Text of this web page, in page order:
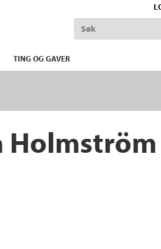
TING OG GAVER
Holmström